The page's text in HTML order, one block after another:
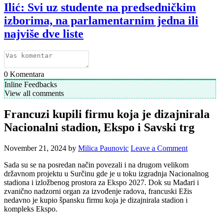
Ilić: Svi uz studente na predsedničkim
izborima, na parlamentarnim jedna ili
najviše dve liste
0 Komentara
Inline Feedbacks
View all comments
Francuzi kupili firmu koja je dizajnirala
Nacionalni stadion, Ekspo i Savski trg
November 21, 2024 by Milica Paunovic Leave a Comment
Sada su se na posredan način povezali i na drugom velikom
državnom projektu u Surčinu gde je u toku izgradnja Nacionalnog
stadiona i izložbenog prostora za Ekspo 2027. Dok su Mađari i
zvanično nadzorni organ za izvođenje radova, francuski Ežis
nedavno je kupio špansku firmu koja je dizajnirala stadion i
kompleks Ekspo.